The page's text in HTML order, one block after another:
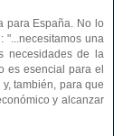
para España. No lo
"...necesitamos una
necesidades de la
es esencial para el
también, para que
y alcanzar